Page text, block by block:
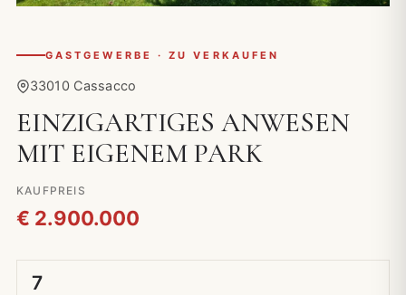
GASTGEWERBE · ZU VERKAUFEN
33010 Cassacco
EINZIGARTIGES ANWESEN
MIT EIGENEM PARK
KAUFPREIS
€ 2.900.000
7